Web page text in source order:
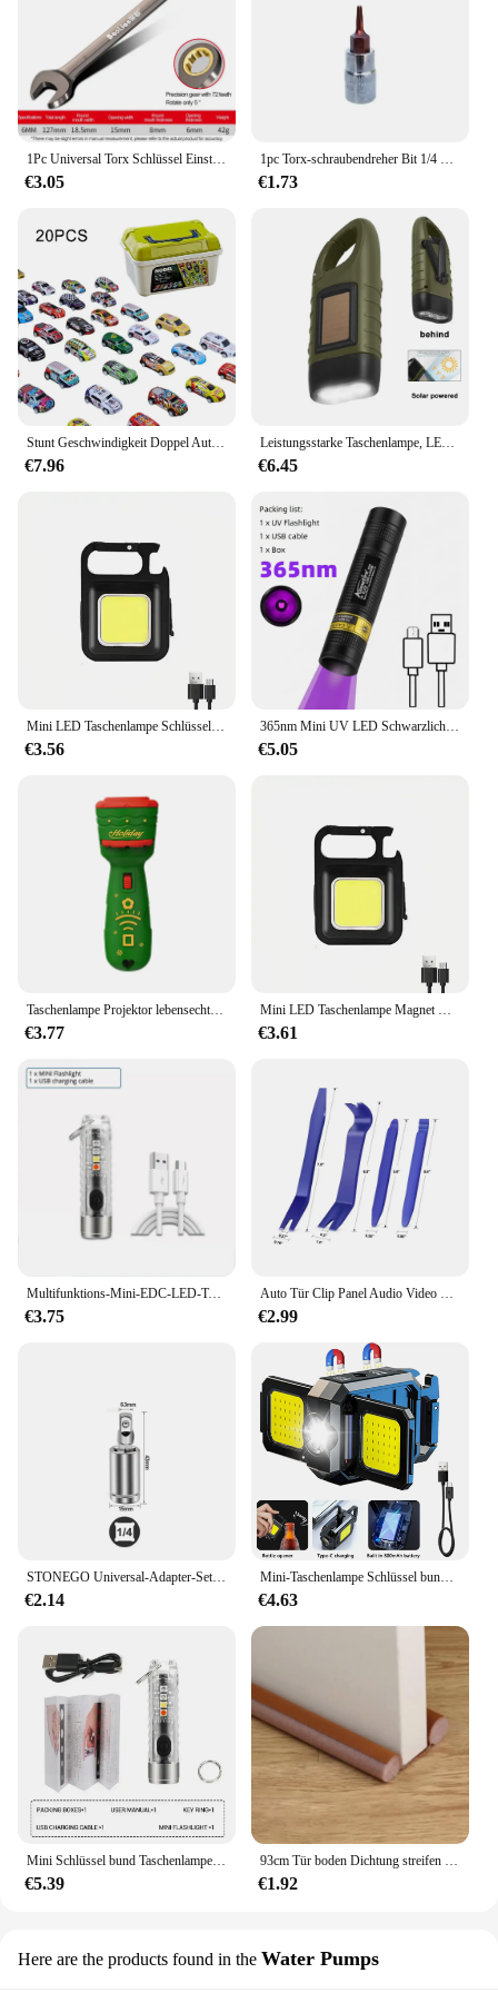
1Pc Universal Torx Schlüssel Einstellbare Drehmoment 6-32mm Ratsche Spanner für Fahrrad Motorrad Auto Reparatur Werkzeuge Mechanische werkzeug
€3.05
1pc Torx-schraubendreher Bit 1/4 Zoll Stick Buchse Ratsche Steckschlüssel Adapter Hand Werkzeuge T8 T10 T15 T20 T25 T27 t30 T40
€1.73
Stunt Geschwindigkeit Doppel Auto Räder Modell Spielzeug Für Kinder Racing Track Diy Montiert Schiene Kits Pädagogisches Interaktive Junge Kinder Spielzeug
€7.96
Leistungsstarke Taschenlampe, LED-Handkurbel, solarbetrieben, wiederaufladbar, Outdoor-Survival-Ausrüstung, Taschenlampe zum Angeln, Bootfahren, Wandern
€6.45
Mini LED Taschenlampe Schlüssel bund Licht helle Cob Lichter USB wiederauf ladbare Arbeits scheinwerfer Angeln Laterne mit Magnet eingebaute Batterie
€3.56
365nm Mini UV LED Schwarzlicht Taschenlampe USB wiederauf ladbare Nagel lampe Haustier Fleck Leckage Marker Erz Geld Skorpion Erkennungs lichter
€5.05
Taschenlampe Projektor lebensechte 24 Arten von Design Bildung Santa Claus Baum Spielzeug Geschenke
€3.77
Mini LED Taschenlampe Magnet Cob Outdoor Camping Tasche Arbeits licht Lumen USB wiederauf ladbare Scheinwerfer
€3.61
Multifunktions-Mini-EDC-LED-Taschenlampe, tragbares Schlüsselanhänger-Licht, MagneticTorch, USB wiederaufladbar, UV-Lampe, Notfall-Camping-Laterne
€3.75 €2.99
€2.14
Mini-Taschenlampe Schlüssel bund Licht Cob Arbeits licht USB wiederauf ladbare Lampe mit 90 ° faltbaren Seiten lichtern super helle tragbare Laternen
€4.63
€5.39 €1.92
Here are the products found in the Water Pumps